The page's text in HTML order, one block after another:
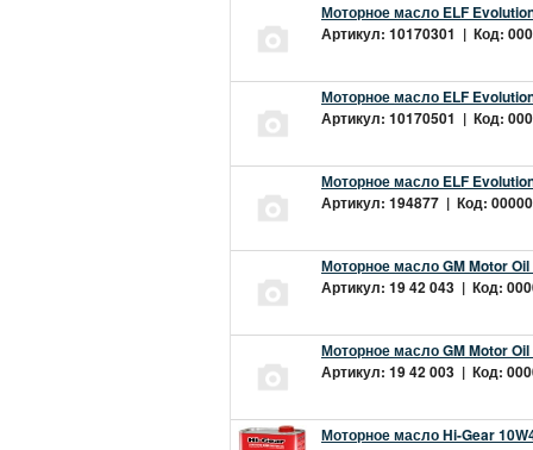
Моторное масло ELF
Артикул: 10170301 | Код:
Моторное масло ELF
Артикул: 10170501 | Код:
Моторное масло ELF
Артикул: 194877 | Код:
Моторное масло GM Motor Oil
Артикул: 19 42 043 | Код:
Моторное масло GM Motor
Артикул: 19 42 003 | Код:
Моторное масло Hi-Gear